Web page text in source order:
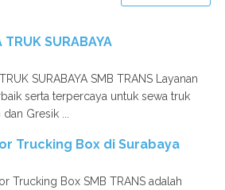
TRUK SURABAYA
SURABAYA SMB TRANS Layanan
serta terpercaya untuk sewa truk
Gresik ...
Trucking Box di Surabaya
Trucking Box SMB TRANS adalah